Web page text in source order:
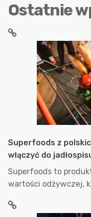
Ostatnie
Superfoods z
włączyć do
Superfoods to
wartości odżywczej,